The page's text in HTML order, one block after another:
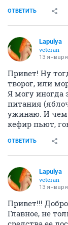
ОТВЕТИТЬ
Lapulya
veteran
13 января
Привет! Ну
творог, или
Я могу иногда
питания
ужинаю. И чем
кефир пьют,
ОТВЕТИТЬ
Lapulya
veteran
13 января
Привет!!!
Главное, не